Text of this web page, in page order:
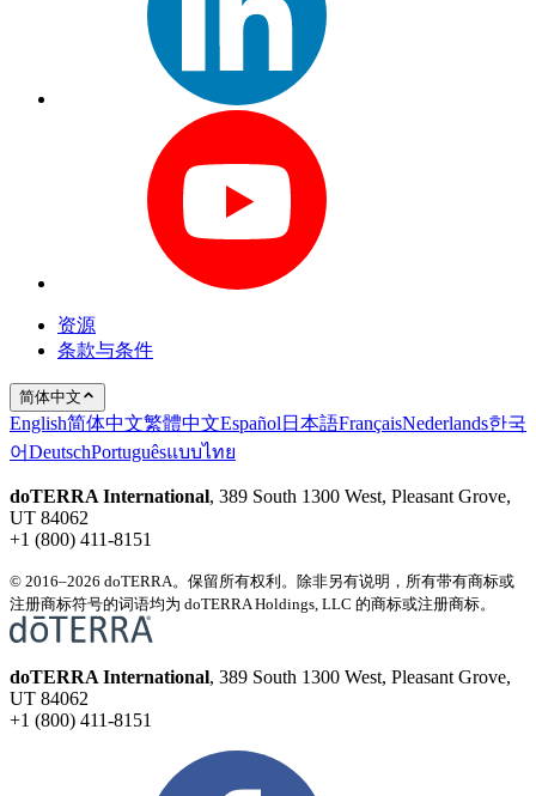
资源
条款与条件
简体中文
English简体中文繁體中文Español日本語FrançaisNederlands한국
어DeutschPortuguêsแบบไทย
doTERRA International, 389 South 1300 West, Pleasant Grove,
UT 84062
+1 (800) 411-8151
© 2016–2026 doTERRA。保留所有权利。除非另有说明，所有带有商标或
注册商标符号的词语均为 doTERRA Holdings, LLC 的商标或注册商标。
doTERRA International, 389 South 1300 West, Pleasant Grove,
UT 84062
+1 (800) 411-8151